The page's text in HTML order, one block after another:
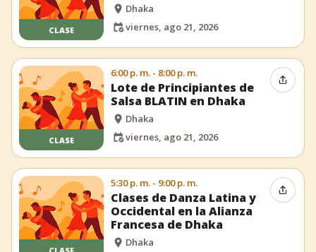
CLASE
Dhaka
viernes, ago 21, 2026
CLASE
6:00 p. m. - 8:00 p. m.
Lote de Principiantes de
Salsa BLATIN en Dhaka
Dhaka
viernes, ago 21, 2026
5:30 p. m. - 9:00 p. m.
Clases de Danza Latina y
Occidental en la Alianza
Francesa de Dhaka
Dhaka